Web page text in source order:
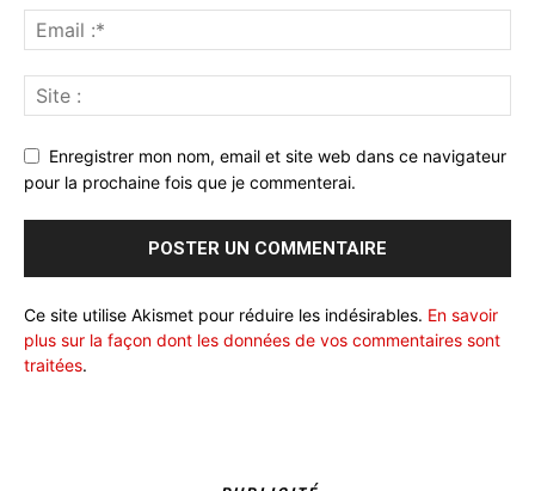
Enregistrer mon nom, email et site web dans ce navigateur
pour la prochaine fois que je commenterai.
Ce site utilise Akismet pour réduire les indésirables. En savoir
plus sur la façon dont les données de vos commentaires sont
traitées.